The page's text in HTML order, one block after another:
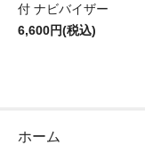
付 ナビバイザー
6,600円(税込)
ホーム